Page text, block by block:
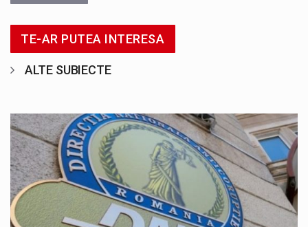
TE-AR PUTEA INTERESA
ALTE SUBIECTE